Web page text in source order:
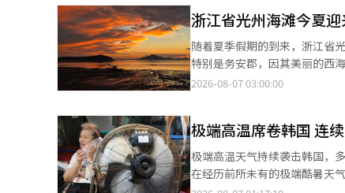
此，名郡长请求在碳中和和气候危
示：“应对气候变化带来的农
必解决课题。”他还表示：“
断传出。 同时，有反应指出：“此次严肃处理再次确认了公职社会政策一致性和责任行政的重要性”，并期待在今后
的政府和相关机构协商中，光州市的立场能够更加
场和政策方向必须在所有行政
部报告体系和与相关机构的协
市管理规划案，继续推进地区城市开发和居住环境
案处理，还广泛讨论了与光州
题，具有重要意义。 市民们期待交通、居住和产业基础设施的扩展能够转化为实际政策的推进。同时，他们也表示，
已通过的项目需要经过相关机构的协商和后续程
门持续协商和检查，确保已通
浙江省光州海滩今夏
随着夏季假期的到来，浙江省
特别是务安郡，因其美丽的西海夕
示，12个市县的50个海滩正在
浪板体验。 在咸平石头海滩，开放期间将举行徒手捕鱼活动，并在10月前提供滩涂体验项目。长兴水门海滩为家庭
游客准备了儿童水上安全课堂、海滩音乐会、读
艇、立式划水板、飞行板表演
项目。 保城率浦松林海滩提供水上滑雪、香蕉船、街头表演和滩涂自主体验，而英光伽马米海滩将在8月举办海滩歌
2026-08-07 03:00:00
极端高温席卷韩国 连
极端高温天气持续袭击韩国，
在经历前所未有的极端酷暑天